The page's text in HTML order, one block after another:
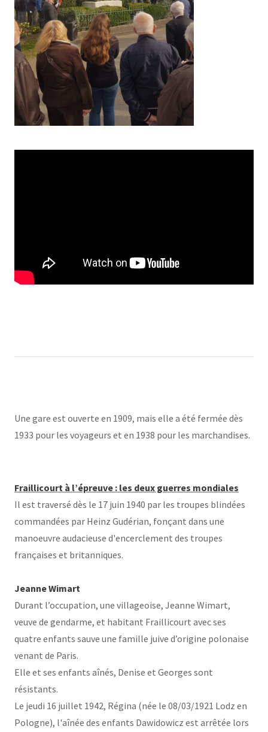
Une gare est ouverte en 1909, mais elle a été fermée dès
1933 pour les voyageurs et en 1938 pour les marchandises.
Fraillicourt à l’épreuve : les deux guerres mondiales
Il est traversé dès le 17 juin 1940 par les troupes blindées
commandées par Heinz Gudérian, fonçant dans une
manoeuvre audacieuse d'encerclement des troupes
françaises et britanniques.
Jeanne Wimart
Durant l’occupation, une villageoise, Jeanne Wimart,
veuve de gendarme, et habitant Fraillicourt avec ses
quatre enfants sauve une famille juive d’origine polonaise
venant de Paris.
Elle et ses enfants aînés, Denise et Georges sont
résistants.
Le jeudi 16 juillet 1942, Régina (née le 08/03/1921 Lodz en
Pologne), l'aînée des enfants Dawidowicz est arrêtée lors